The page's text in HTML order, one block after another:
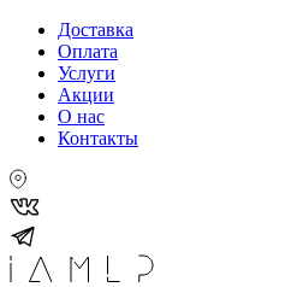
Доставка
Оплата
Услуги
Акции
О нас
Контакты